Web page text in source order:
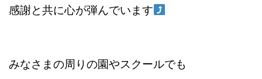
感謝と共に心が弾んでいます
みなさまの周りの園やスクールでも